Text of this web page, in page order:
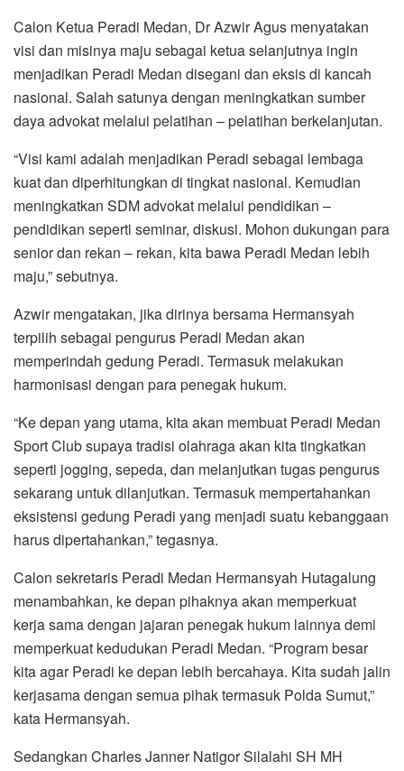
Calon Ketua Peradi Medan, Dr Azwir Agus menyatakan
visi dan misinya maju sebagai ketua selanjutnya ingin
menjadikan Peradi Medan disegani dan eksis di kancah
nasional. Salah satunya dengan meningkatkan sumber
daya advokat melalui pelatihan – pelatihan berkelanjutan.
“Visi kami adalah menjadikan Peradi sebagai lembaga
kuat dan diperhitungkan di tingkat nasional. Kemudian
meningkatkan SDM advokat melalui pendidikan –
pendidikan seperti seminar, diskusi. Mohon dukungan para
senior dan rekan – rekan, kita bawa Peradi Medan lebih
maju,” sebutnya.
Azwir mengatakan, jika dirinya bersama Hermansyah
terpilih sebagai pengurus Peradi Medan akan
memperindah gedung Peradi. Termasuk melakukan
harmonisasi dengan para penegak hukum.
“Ke depan yang utama, kita akan membuat Peradi Medan
Sport Club supaya tradisi olahraga akan kita tingkatkan
seperti jogging, sepeda, dan melanjutkan tugas pengurus
sekarang untuk dilanjutkan. Termasuk mempertahankan
eksistensi gedung Peradi yang menjadi suatu kebanggaan
harus dipertahankan,” tegasnya.
Calon sekretaris Peradi Medan Hermansyah Hutagalung
menambahkan, ke depan pihaknya akan memperkuat
kerja sama dengan jajaran penegak hukum lainnya demi
memperkuat kedudukan Peradi Medan. “Program besar
kita agar Peradi ke depan lebih bercahaya. Kita sudah jalin
kerjasama dengan semua pihak termasuk Polda Sumut,”
kata Hermansyah.
Sedangkan Charles Janner Natigor Silalahi SH MH